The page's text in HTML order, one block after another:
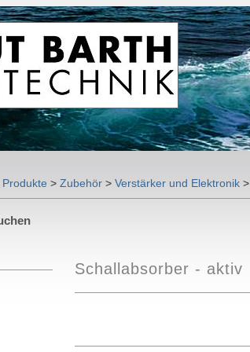
Produkte > Zubehör > Verstärker und Elektronik >
Schallabsorber - aktiv